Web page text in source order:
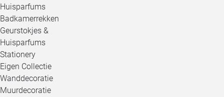
Huisparfums
Badkamerrekken
Geurstokjes &
Huisparfums
Stationery
Eigen Collectie
Wanddecoratie
Muurdecoratie